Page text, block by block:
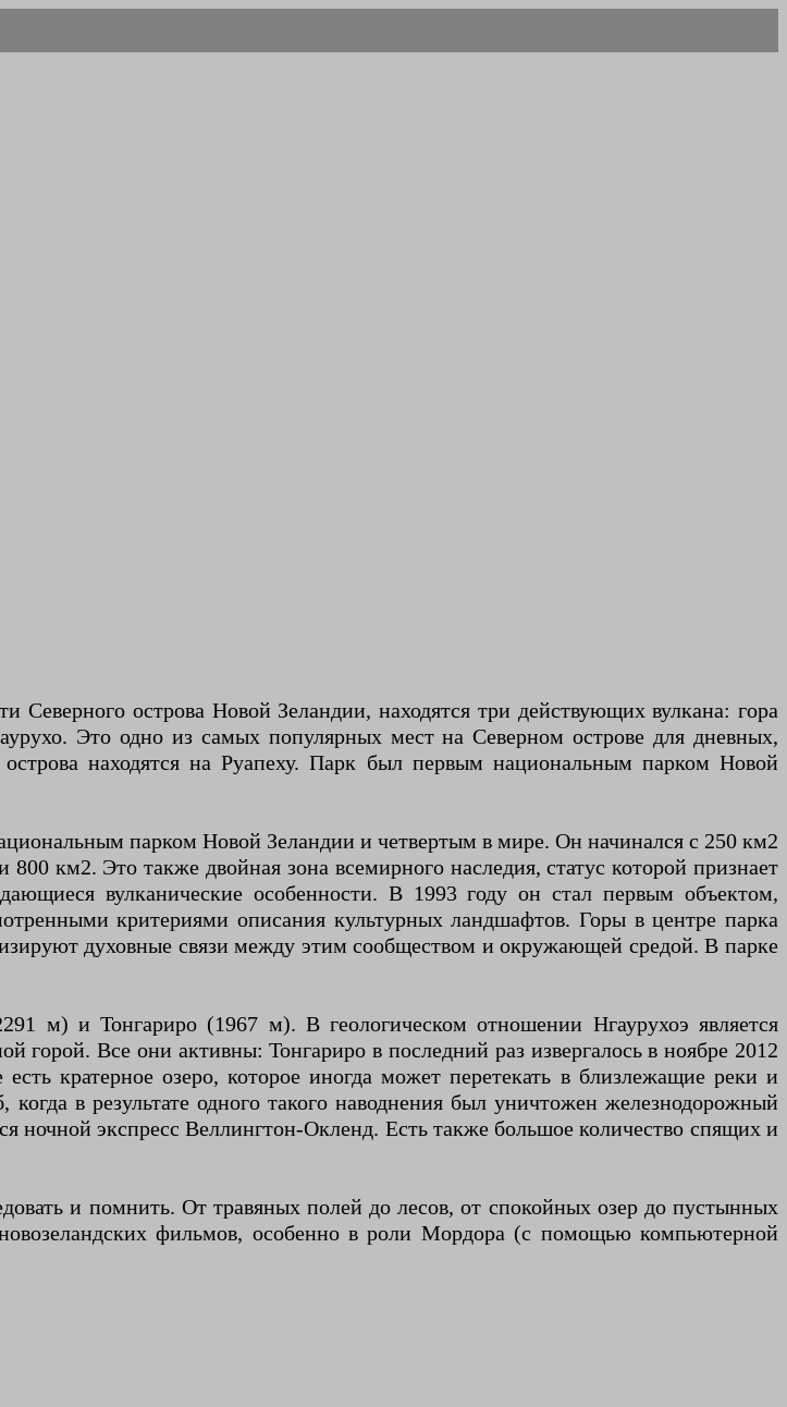
острова Новой Зеландии, находятся три действующих вулкана: гора
Это одно из самых популярных мест на Северном острове для дневных,
находятся на Руапеху. Парк был первым национальным парком Новой
парком Новой Зеландии и четвертым в мире. Он начинался с 250 км2
км2. Это также двойная зона всемирного наследия, статус которой признает
вулканические особенности. В 1993 году он стал первым объектом,
критериями описания культурных ландшафтов. Горы в центре парка
духовные связи между этим сообществом и окружающей средой. В парке
м) и Тонгариро (1967 м). В геологическом отношении Нгаурухоэ является
горой. Все они активны: Тонгариро в последний раз извергалось в ноябре 2012
кратерное озеро, которое иногда может перетекать в близлежащие реки и
в результате одного такого наводнения был уничтожен железнодорожный
ночной экспресс Веллингтон-Окленд. Есть также большое количество спящих и
и помнить. От травяных полей до лесов, от спокойных озер до пустынных
фильмов, особенно в роли Мордора (с помощью компьютерной